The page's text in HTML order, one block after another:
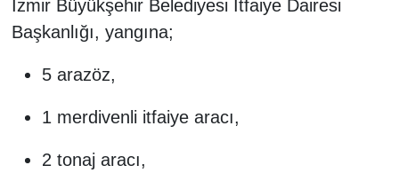
İzmir Büyükşehir Belediyesi İtfaiye Dairesi
Başkanlığı, yangına;
5 arazöz,
1 merdivenli itfaiye aracı,
2 tonaj aracı,